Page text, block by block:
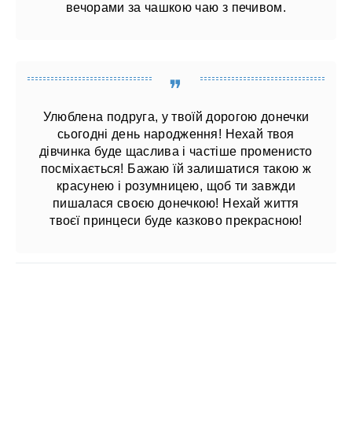
вечорами за чашкою чаю з печивом.
Улюблена подруга, у твоїй дорогою донечки
сьогодні день народження! Нехай твоя
дівчинка буде щаслива і частіше променисто
посміхається! Бажаю їй залишатися такою ж
красунею і розумницею, щоб ти завжди
пишалася своєю донечкою! Нехай життя
твоєї принцеси буде казково прекрасною!